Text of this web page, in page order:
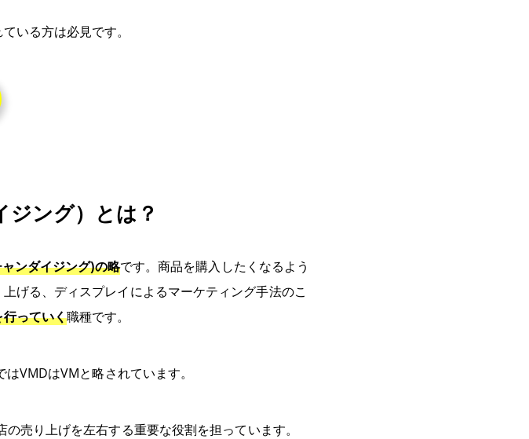
いる方は必見です。
ング）とは？
ンダイジング)の略です。商品を購入したくなるよう
げる、ディスプレイによるマーケティング手法のこ
っていく職種です。
VMDはVMと略されています。
の売り上げを左右する重要な役割を担っています。